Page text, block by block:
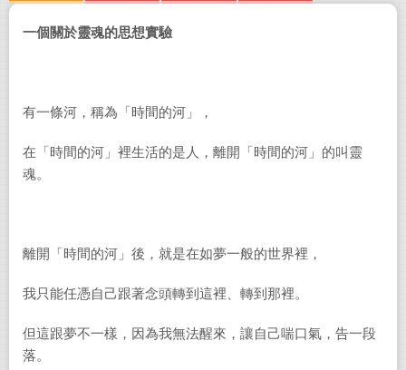
一個關於靈魂的思想實驗
有一條河，稱為「時間的河」，
在「時間的河」裡生活的是人，離開「時間的河」的叫靈
魂。
離開「時間的河」後，就是在如夢一般的世界裡，
我只能任憑自己跟著念頭轉到這裡、轉到那裡。
但這跟夢不一樣，因為我無法醒來，讓自己喘口氣，告一段
落。